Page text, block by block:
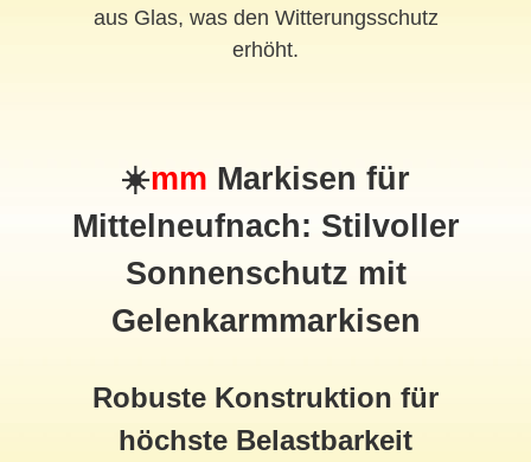
aus Glas, was den Witterungsschutz
erhöht.
☀️mm Markisen für
Mittelneufnach: Stilvoller
Sonnenschutz mit
Gelenkarmmarkisen
Robuste Konstruktion für
höchste Belastbarkeit